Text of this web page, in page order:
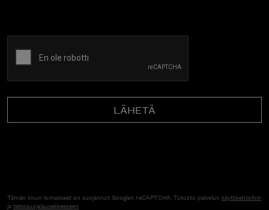
Tämän sivun lomakkeet on suojannut Googlen reCAPTCHA. Tutustu palvelun käyttöehtoihin
jatietosuojalausekkeeseen